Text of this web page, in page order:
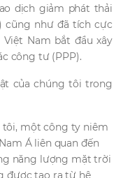
dịch giảm phát thải
cũng như đã tích cực
Nam bắt đầu xây
công tư (PPP).
của chúng tôi trong
tôi, một công ty niêm
Á liên quan đến
năng lượng mặt trời
được tạo ra từ hệ